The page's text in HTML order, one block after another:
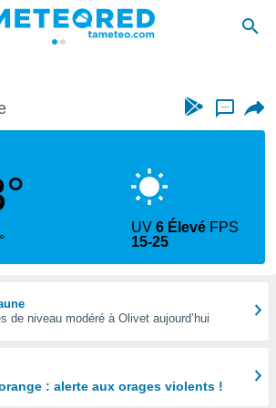
...
UV6 Élevé FPS
15-25
de niveau modéré à Olivet aujourd’hui
: alerte aux orages violents !